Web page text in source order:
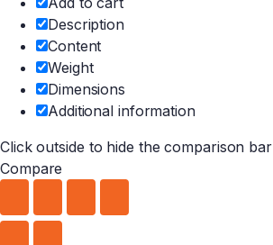
Description
Content
Weight
Dimensions
Additional information
Click outside to hide the comparison bar
Compare